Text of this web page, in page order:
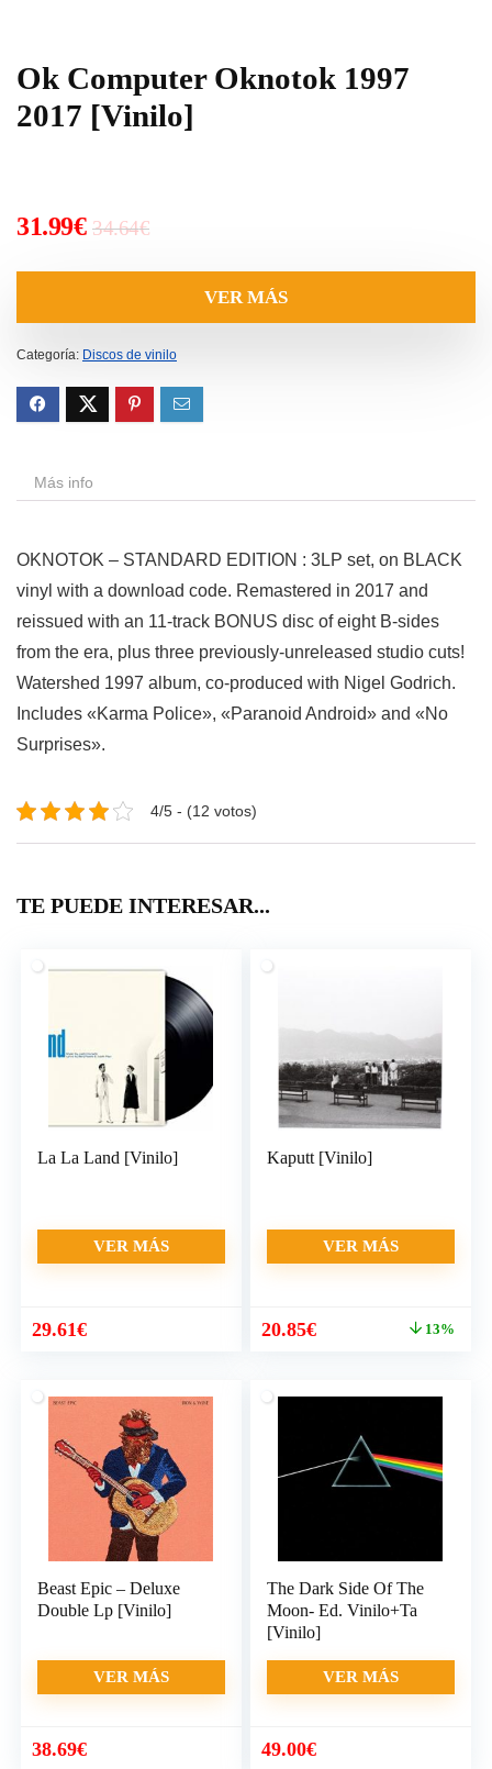
Ok Computer Oknotok 1997
2017 [Vinilo]
34.64€El
original
era:
34.64€.
31.99€
El
actual
es:
31.99€.
VER MÁS
Categoría: Discos de vinilo
Más info
OKNOTOK – STANDARD EDITION : 3LP set, on BLACK
vinyl with a download code. Remastered in 2017 and
reissued with an 11-track BONUS disc of eight B-sides
from the era, plus three previously-unreleased studio cuts!
Watershed 1997 album, co-produced with Nigel Godrich.
Includes «Karma Police», «Paranoid Android» and «No
Surprises».
4/5 - (12 votos)
TE PUEDE INTERESAR...
La La Land [Vinilo]
VER MÁS
29.61€
Kaputt [Vinilo]
VER MÁS
El
era:
20.85€El
es:
13%
Beast Epic – Deluxe
Double Lp [Vinilo]
VER MÁS
38.69€
The Dark Side Of The
Moon- Ed. Vinilo+Ta
[Vinilo]
VER MÁS
49.00€